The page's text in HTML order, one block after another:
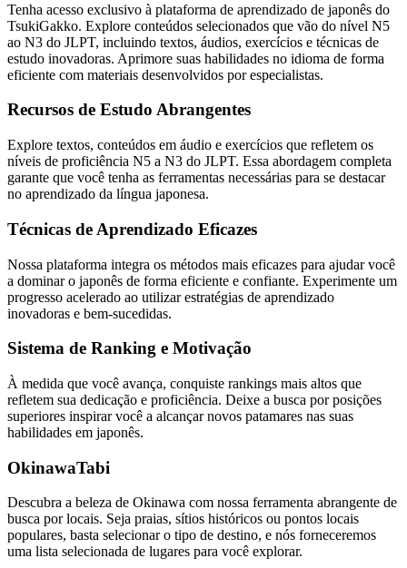
Tenha acesso exclusivo à plataforma de aprendizado de japonês do
TsukiGakko. Explore conteúdos selecionados que vão do nível N5
ao N3 do JLPT, incluindo textos, áudios, exercícios e técnicas de
estudo inovadoras. Aprimore suas habilidades no idioma de forma
eficiente com materiais desenvolvidos por especialistas.
Recursos de Estudo Abrangentes
Explore textos, conteúdos em áudio e exercícios que refletem os
níveis de proficiência N5 a N3 do JLPT. Essa abordagem completa
garante que você tenha as ferramentas necessárias para se destacar
no aprendizado da língua japonesa.
Técnicas de Aprendizado Eficazes
Nossa plataforma integra os métodos mais eficazes para ajudar você
a dominar o japonês de forma eficiente e confiante. Experimente um
progresso acelerado ao utilizar estratégias de aprendizado
inovadoras e bem-sucedidas.
Sistema de Ranking e Motivação
À medida que você avança, conquiste rankings mais altos que
refletem sua dedicação e proficiência. Deixe a busca por posições
superiores inspirar você a alcançar novos patamares nas suas
habilidades em japonês.
OkinawaTabi
Descubra a beleza de Okinawa com nossa ferramenta abrangente de
busca por locais. Seja praias, sítios históricos ou pontos locais
populares, basta selecionar o tipo de destino, e nós forneceremos
uma lista selecionada de lugares para você explorar.